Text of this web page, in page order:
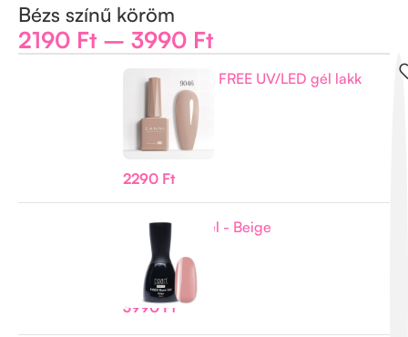
Bézs színű köröm
2190 Ft – 3990 Ft
CANNI HEMA FREE UV/LED gél lakk
9ml No.9046
-
2290 Ft
Készleten
Fiber Base Gel - Beige
3990Ft
Készleten